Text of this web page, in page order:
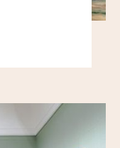
og står i
ute